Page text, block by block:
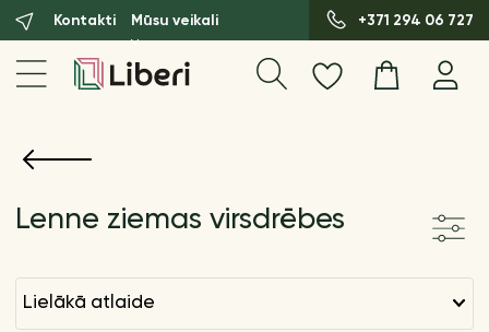
Kontakti Mūsu veikali +371 294 06 727
Lenne ziemas virsdrēbes
lielākā atlaide